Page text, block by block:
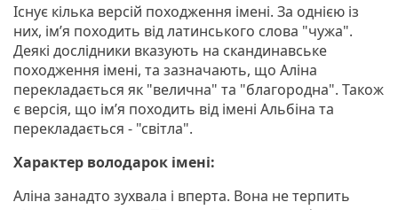
Існує кілька версій походження імені. За однією із
них, ім’я походить від латинського слова "чужа".
Деякі дослідники вказують на скандинавське
походження імені, та зазначають, що Аліна
перекладається як "велична" та "благородна". Також
є версія, що ім’я походить від імені Альбіна та
перекладається - "світла".
Характер володарок імені:
Аліна занадто зухвала і вперта. Вона не терпить